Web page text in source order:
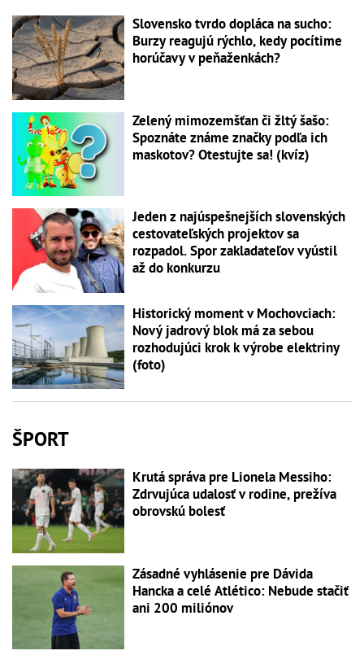
Slovensko tvrdo dopláca na sucho:
Burzy reagujú rýchlo, kedy pocítime
horúčavy v peňaženkách?
Zelený mimozemšťan či žltý šašo:
Spoznáte známe značky podľa ich
maskotov? Otestujte sa! (kvíz)
Jeden z najúspešnejších slovenských
cestovateľských projektov sa
rozpadol. Spor zakladateľov vyústil
až do konkurzu
Historický moment v Mochovciach:
Nový jadrový blok má za sebou
rozhodujúci krok k výrobe elektriny
(foto)
ŠPORT
Krutá správa pre Lionela Messiho:
Zdrvujúca udalosť v rodine, prežíva
obrovskú bolesť
Zásadné vyhlásenie pre Dávida
Hancka a celé Atlético: Nebude stačiť
ani 200 miliónov